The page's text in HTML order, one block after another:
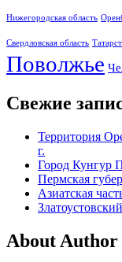
Нижегородская область
Свердловская область
Поволжье
Свежие
Территория
г.
Город Кунгур
Пермская
Азиатская
About Author